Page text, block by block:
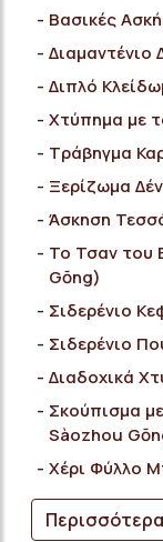
Bασικές
Διαμαντένιο
Διπλό
Χτύπημα με
Τράβηγμα
Ξερίζωμα
Άσκηση
Το Τσαν του
Gōng)
Σιδερένιο
Σιδερένιο
Διαδοχικά
Σκούπισμα
Sàozhou
Χέρι Φύλλο
Περισσότερα